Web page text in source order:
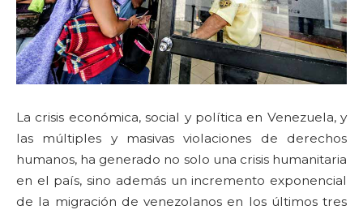
La crisis económica, social y política en Venezuela, y
las múltiples y masivas violaciones de derechos
humanos, ha generado no solo una crisis humanitaria
en el país, sino además un incremento exponencial
de la migración de venezolanos en los últimos tres